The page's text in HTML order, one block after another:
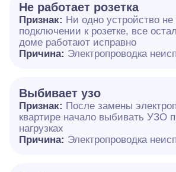
Не работает розетка
Признак: Ни одно устройство не
подключении к розетке, все
доме работают исправно
Причина: Электропроводка
Выбивает узо
Признак: После замены
квартире начало выбивать УЗО
нагрузках
Причина: Электропроводка